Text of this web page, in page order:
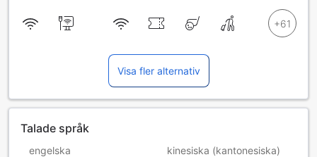
Visa fler alternativ
Talade språk
engelska kinesiska (kantonesiska)